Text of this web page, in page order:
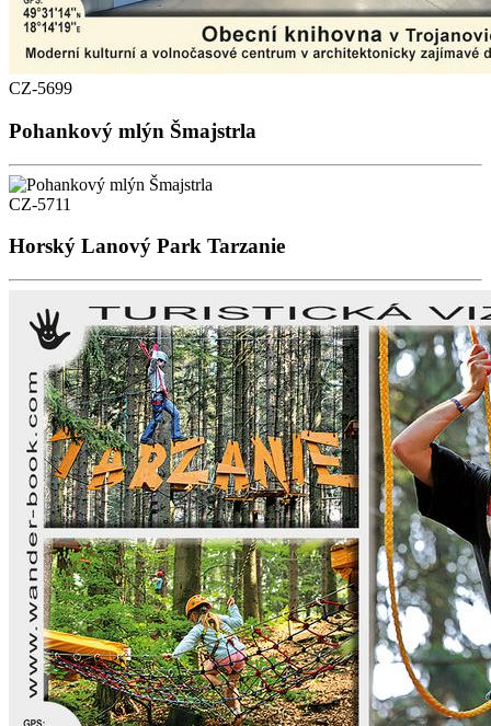
CZ-5699
Pohankový mlýn Šmajstrla
CZ-5711
Horský Lanový Park Tarzanie